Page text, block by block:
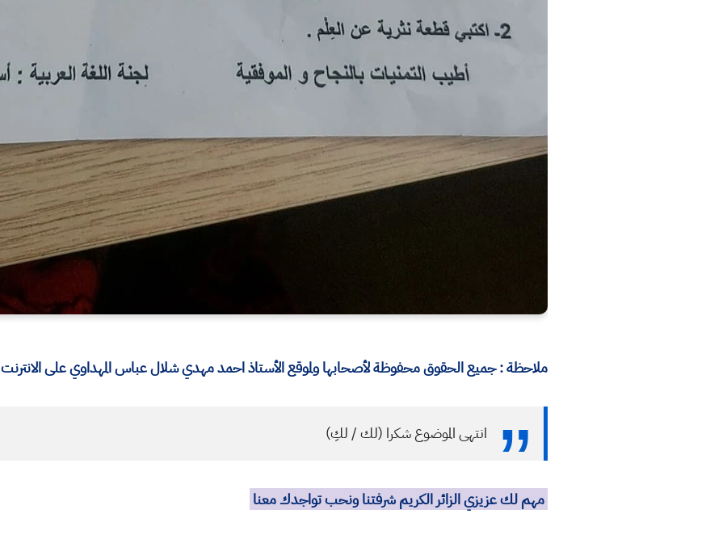
ملاحظة : جميع الحقوق محفوظة لأصحابها ولموقع الأستاذ احمد مهدي شلال عباس المهداوي على الانترنت
انتهى الموضوع شكرا (لك / لكِ)
مهم لك عزيزي الزائر الكريم شرفتنا ونحب تواجدك معنا